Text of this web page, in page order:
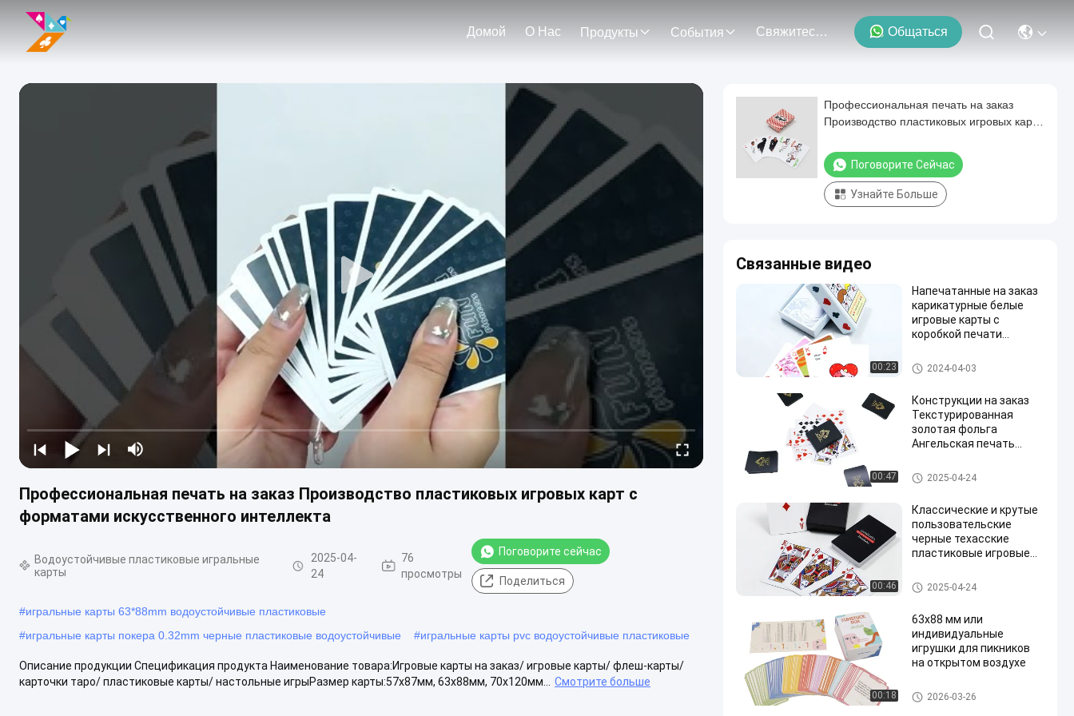
Домой О Нас Продукты События Свяжитесь С Нами Общаться
Профессиональная печать на заказ Производство пластиковых игровых карт с
форматами искусственного интеллекта
Водоустойчивые пластиковые игральные
карты
2025-04-
24
76
просмотры
Поговорите сейчас
Поделиться
#игральные карты 63*88mm водоустойчивые пластиковые
#игральные карты покера 0.32mm черные пластиковые водоустойчивые #игральные карты pvc водоустойчивые пластиковые
Описание продукции Спецификация продукта Наименование товара:Игровые карты на заказ/ игровые карты/ флеш-карты/
карточки таро/ пластиковые карты/ настольные игрыРазмер карты:57x87мм, 63x88мм, 70x120мм...
Смотрите больше
Профессиональная печать на заказ
Производство пластиковых игровых карт
Поговорите Сейчас
Узнайте Больше
Связанные видео
00:23
Напечатанные на заказ
карикатурные белые
игровые карты с
коробкой печати
водонепроницаемые
игровые карты
Водоустойчивые пластиков
ые игральные карты
2024-04-03
00:47
Конструкции на заказ
Текстурированная
золотая фольга
Ангельская печать
игровые карты Мост
размер
Водоустойчивые пластиков
ые игральные карты
2025-04-24
00:46
Классические и крутые
пользовательские
черные техасские
пластиковые игровые
рынка
Водоустойчивые пластиков
ые игральные карты
2025-04-24
00:18
63x88 мм или
индивидуальные
игрушки для пикников
на открытом воздухе
Printable карты игры
2026-03-26